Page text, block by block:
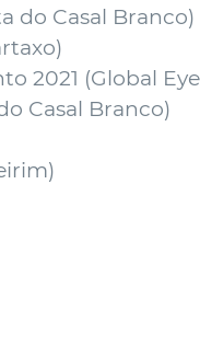
do Casal Branco)
)
2021 (Global Eye
Casal Branco)
)